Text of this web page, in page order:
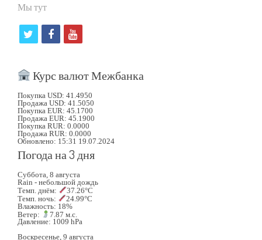
Мы тут
i
t
e
r
f
b
o
o
y
u
b
e
Курс валют Межбанка
Покупка USD: 41.4950
Продажа USD: 41.5050
Покупка EUR: 45.1700
Продажа EUR: 45.1900
Покупка RUR: 0.0000
Продажа RUR: 0.0000
Обновлено: 15:31 19.07.2024
Погода на 3 дня
Суббота, 8 августа
Rain - небольшой дождь
Темп. днём:
37.26°C
Темп. ночь:
24.99°C
Влажность: 18%
Ветер:
7.87 м.с.
Давление: 1009 hPa
Воскресенье, 9 августа